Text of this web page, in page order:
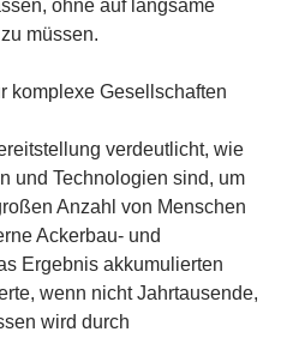
ohne auf langsame
müssen.
komplexe Gesellschaften
verdeutlicht, wie
und Technologien sind, um
Anzahl von Menschen
Ackerbau- und
Ergebnis akkumulierten
wenn nicht Jahrtausende,
wird durch